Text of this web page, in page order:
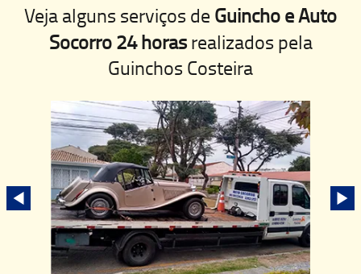
Veja alguns serviços de Guincho e Auto
Socorro 24 horasrealizados pela
Guinchos Costeira